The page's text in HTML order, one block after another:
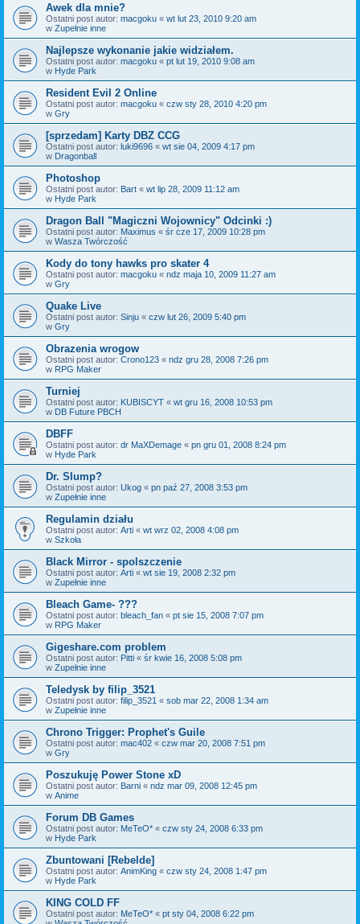
Awek dla mnie?
Ostatni post autor: macgoku « wt lut 23, 2010 9:20 am
w Zupełnie inne
Najlepsze wykonanie jakie widziałem.
Ostatni post autor: macgoku « pt lut 19, 2010 9:08 am
w Hyde Park
Resident Evil 2 Online
Ostatni post autor: macgoku « czw sty 28, 2010 4:20 pm
w Gry
[sprzedam] Karty DBZ CCG
Ostatni post autor: luki9696 « wt sie 04, 2009 4:17 pm
w Dragonball
Photoshop
Ostatni post autor: Bart « wt lip 28, 2009 11:12 am
w Hyde Park
Dragon Ball "Magiczni Wojownicy" Odcinki :)
Ostatni post autor: Maximus « śr cze 17, 2009 10:28 pm
w Wasza Twórczość
Kody do tony hawks pro skater 4
Ostatni post autor: macgoku « ndz maja 10, 2009 11:27 am
w Gry
Quake Live
Ostatni post autor: Sinju « czw lut 26, 2009 5:40 pm
w Gry
Obrazenia wrogow
Ostatni post autor: Crono123 « ndz gru 28, 2008 7:26 pm
w RPG Maker
Turniej
Ostatni post autor: KUBISCYT « wt gru 16, 2008 10:53 pm
w DB Future PBCH
DBFF
Ostatni post autor: dr MaXDemage « pn gru 01, 2008 8:24 pm
w Hyde Park
Dr. Slump?
Ostatni post autor: Ukog « pn paź 27, 2008 3:53 pm
w Zupełnie inne
Regulamin działu
Ostatni post autor: Arti « wt wrz 02, 2008 4:08 pm
w Szkoła
Black Mirror - spolszczenie
Ostatni post autor: Arti « wt sie 19, 2008 2:32 pm
w Zupełnie inne
Bleach Game- ???
Ostatni post autor: bleach_fan « pt sie 15, 2008 7:07 pm
w RPG Maker
Gigeshare.com problem
Ostatni post autor: Pitti « śr kwie 16, 2008 5:08 pm
w Zupełnie inne
Teledysk by filip_3521
Ostatni post autor: filip_3521 « sob mar 22, 2008 1:34 am
w Zupełnie inne
Chrono Trigger: Prophet's Guile
Ostatni post autor: mac402 « czw mar 20, 2008 7:51 pm
w Gry
Poszukuję Power Stone xD
Ostatni post autor: Barni « ndz mar 09, 2008 12:45 pm
w Anime
Forum DB Games
Ostatni post autor: MeTeO* « czw sty 24, 2008 6:33 pm
w Hyde Park
Zbuntowani [Rebelde]
Ostatni post autor: AnimKing « czw sty 24, 2008 1:47 pm
w Hyde Park
KING COLD FF
Ostatni post autor: MeTeO* « pt sty 04, 2008 6:22 pm